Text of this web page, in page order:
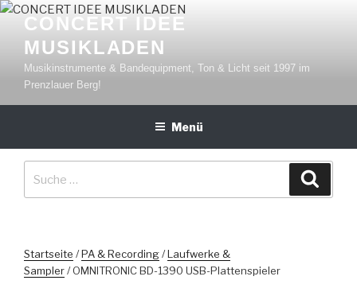
Zum
Inhalt
springen
CONCERT IDEE
MUSIKLADEN
Musikinstrumente & Bandequipment, Ton & Licht seit 1997 im
Prenzlauer Berg!
Menü
Startseite /PA & Recording/Laufwerke &
Sampler/ OMNITRONIC BD-1390 USB-Plattenspieler